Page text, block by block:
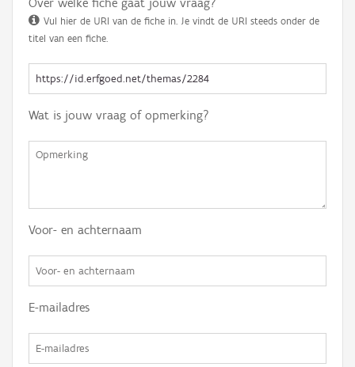
Vul hier de URI van de fiche in. Je vindt de URI steeds onder de
titel van een fiche.
Wat is jouw vraag of opmerking?
Voor- en achternaam
E-mailadres